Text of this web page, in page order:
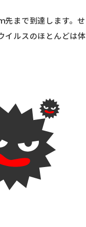
まで到達します。
ルスのほとんどは